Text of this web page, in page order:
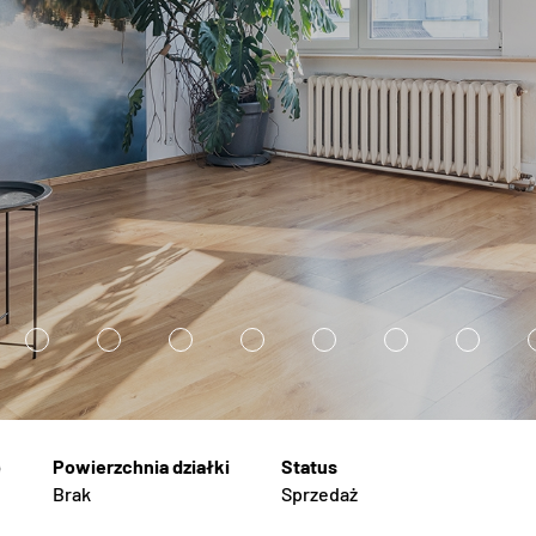
9
0
1
1
Brak Sprzedaż